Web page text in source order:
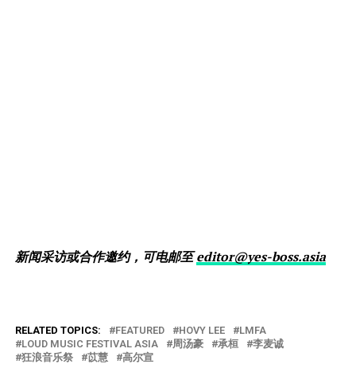
新闻采访或合作邀约，可电邮至editor@yes-boss.asia
RELATED TOPICS: FEATURED HOVY LEE
LMFA
LOUD MUSIC FESTIVAL ASIA
周汤豪 承桓
李麦诚
狂浪音乐祭
苡慧 高尔宣